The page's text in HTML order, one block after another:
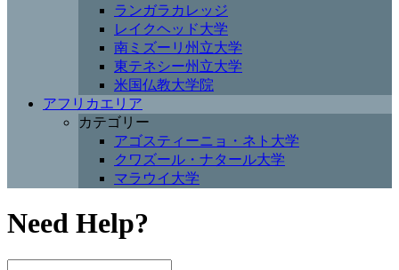
ランガラカレッジ
レイクヘッド大学
南ミズーリ州立大学
東テネシー州立大学
米国仏教大学院
アフリカエリア
カテゴリー
アゴスティーニョ・ネト大学
クワズール・ナタール大学
マラウイ大学
Need Help?